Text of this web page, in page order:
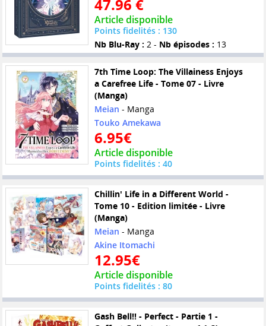
47.96 €
Article disponible
Points fidelités : 130
Nb Blu-Ray : 2 - Nb épisodes : 13
7th Time Loop: The Villainess Enjoys
a Carefree Life - Tome 07 - Livre
(Manga)
Meian - Manga
Touko Amekawa
6.95€
Article disponible
Points fidelités : 40
Chillin' Life in a Different World -
Tome 10 - Edition limitée - Livre
(Manga)
Meian - Manga
Akine Itomachi
12.95€
Article disponible
Points fidelités : 80
Gash Bell!! - Perfect - Partie 1 -